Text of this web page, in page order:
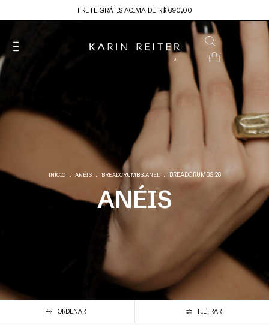
FRETE GRÁTIS ACIMA DE R$ 690,00
0
INÍCIO . ANÉIS . BREADCRUMBS.ANEL . BREADCRUMBS.28
ANÉIS
ORDENAR FILTRAR